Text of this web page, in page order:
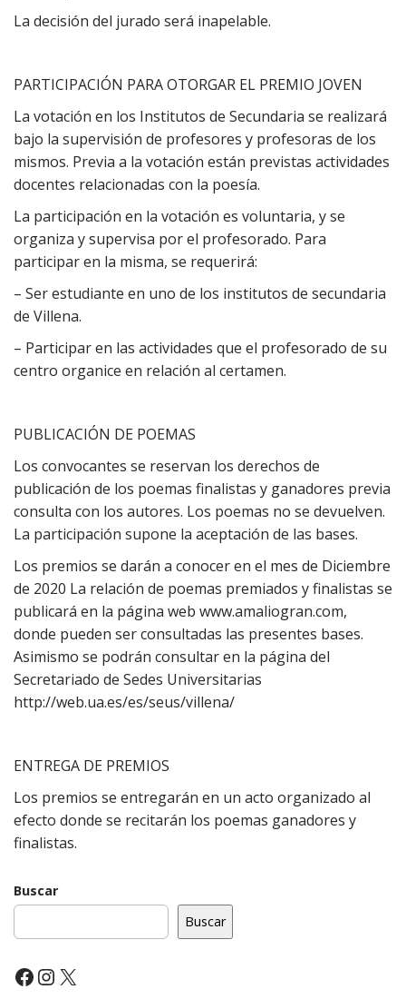
La decisión del jurado será inapelable.
PARTICIPACIÓN PARA OTORGAR EL PREMIO JOVEN
La votación en los Institutos de Secundaria se realizará
bajo la supervisión de profesores y profesoras de los
mismos. Previa a la votación están previstas actividades
docentes relacionadas con la poesía.
La participación en la votación es voluntaria, y se
organiza y supervisa por el profesorado. Para
participar en la misma, se requerirá:
– Ser estudiante en uno de los institutos de secundaria
de Villena.
– Participar en las actividades que el profesorado de su
centro organice en relación al certamen.
PUBLICACIÓN DE POEMAS
Los convocantes se reservan los derechos de
publicación de los poemas finalistas y ganadores previa
consulta con los autores. Los poemas no se devuelven.
La participación supone la aceptación de las bases.
Los premios se darán a conocer en el mes de Diciembre
de 2020 La relación de poemas premiados y finalistas se
publicará en la página web www.amaliogran.com,
donde pueden ser consultadas las presentes bases.
Asimismo se podrán consultar en la página del
Secretariado de Sedes Universitarias
http://web.ua.es/es/seus/villena/
ENTREGA DE PREMIOS
Los premios se entregarán en un acto organizado al
efecto donde se recitarán los poemas ganadores y
finalistas.
Buscar
Buscar
Facebook
Instagram
X